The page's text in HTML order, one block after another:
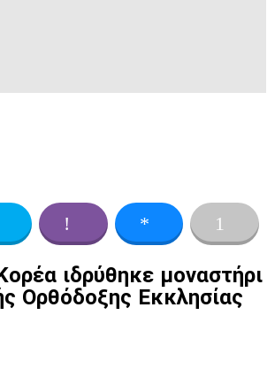
ιδρύθηκε μοναστήρι
Ορθόδοξης Εκκλησίας